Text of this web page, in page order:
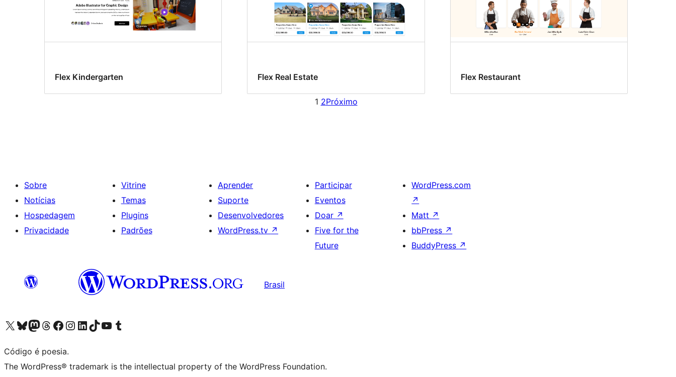
Flex Kindergarten Flex Real Estate Flex Restaurant
1 2Próximo
Sobre
Notícias
Hospedagem
Privacidade
Vitrine
Temas
Plugins
Padrões
Aprender
Suporte
Desenvolvedores
WordPress.tv ↗
Participar
Eventos
Doar ↗
Five for the
Future
WordPress.com
↗
Matt ↗
bbPress ↗
BuddyPress ↗
Brasil
Acessar nossa conta do X (antigo Twitter)
Acessar nossa conta do Bluesky
Acessar nossa conta do Mastodon
Acessar nossa conta do Threads
Acessar nossa página do Facebook
Acessar nossa conta do Instagram
Acessar nossa conta do LinkedIn
Acessar nossa conta do TikTok
Acessar nosso canal do YouTube
Acessar nossa conta no Tumblr
Código é poesia.
The WordPress® trademark is the intellectual property of the WordPress Foundation.